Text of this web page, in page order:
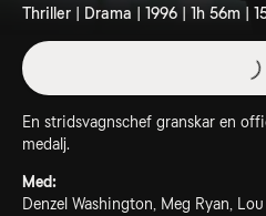
Thriller | Drama | 1996 | 1h 56m |
En stridsvagnschef granskar en
medalj.
Med:
Denzel Washington, Meg Ryan,